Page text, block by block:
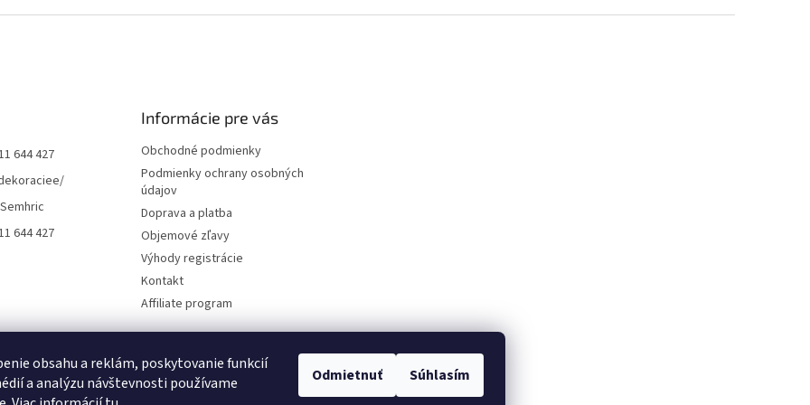
obsahu a reklám, poskytovanie funkcií
a analýzu návštevnosti používame
Odmietnuť Súhlasím
644 427
644 427
Informácie pre vás
Obchodné podmienky
Podmienky ochrany osobných
údajov
Doprava a platba
Objemové zľavy
Výhody registrácie
Kontakt
Affiliate program